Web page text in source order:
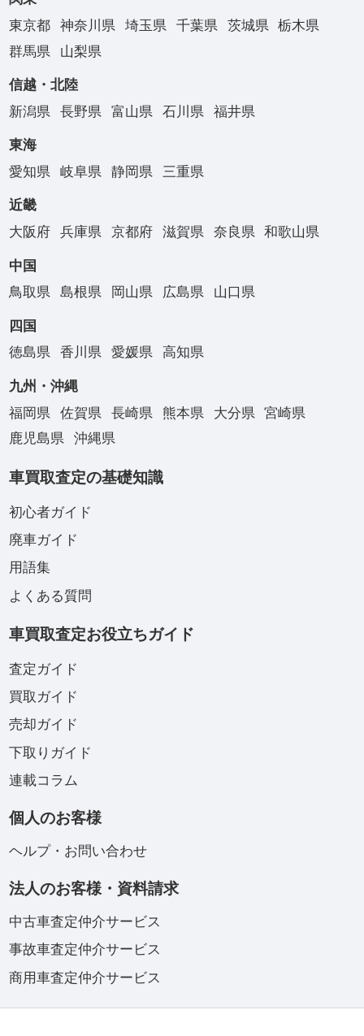
東京都
神奈川県 埼玉県 千葉県 茨城県
栃木県
群馬県
山梨県
信越・北陸
新潟県
長野県 富山県 石川県 福井県
東海
愛知県
岐阜県 静岡県 三重県
近畿
大阪府
兵庫県 京都府 滋賀県 奈良県 和歌山県
中国
鳥取県
島根県 岡山県 広島県 山口県
四国
徳島県
香川県 愛媛県 高知県
九州・沖縄
福岡県
佐賀県 長崎県 熊本県 大分県
宮崎県
鹿児島県
沖縄県
車買取査定の基礎知識
初心者ガイド
廃車ガイド
用語集
よくある質問
車買取査定お役立ちガイド
査定ガイド
買取ガイド
売却ガイド
下取りガイド
連載コラム
個人のお客様
ヘルプ・お問い合わせ
法人のお客様・資料請求
中古車査定仲介サービス
事故車査定仲介サービス
商用車査定仲介サービス